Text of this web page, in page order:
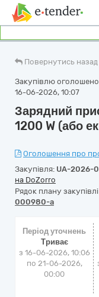
Повернутись назад
Закупівлю оголошено
16-06-2026, 10:07
Зарядний
1200 W (або
Оголошення про
Закупівля: UA-2026-
на DoZorro
Рядок плану
000980-a
Період уточнень
Триває
з 16-06-2026, 10:06
по 21-06-2026,
00:00